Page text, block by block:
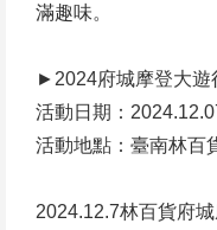
滿趣味。
►2024府城摩登大遊
活動日期：
活動地點：臺南林百
2024.12.7林百貨府